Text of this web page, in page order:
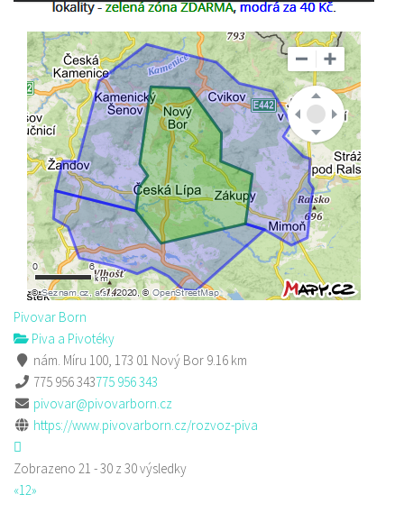
Pivovar Born
Piva a Pivotéky
nám. Míru 100, 173 01 Nový Bor 9.16 km
775 956 343775 956 343
pivovar@pivovarborn.cz
https://www.pivovarborn.cz/rozvoz-piva
Zobrazeno 21 - 30 z 30 výsledky
«12»